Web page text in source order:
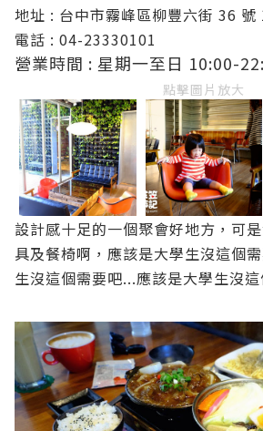
地址 : 台中市霧峰區柳豐六街 36 號
電話 : 04-23330101
營業時間 : 星期一至日 10:00-
點擊圖片放大
設計感十足的一個聚會好地方，可
具及餐椅啊，應該是大學生沒這個
生沒這個需要吧...應該是大學生沒